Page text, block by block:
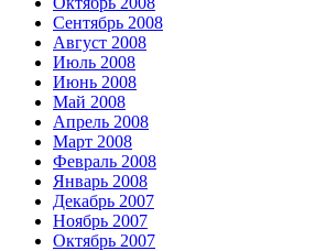
Сентябрь 2008
Август 2008
Июль 2008
Июнь 2008
Май 2008
Апрель 2008
Март 2008
Февраль 2008
Январь 2008
Декабрь 2007
Ноябрь 2007
Октябрь 2007